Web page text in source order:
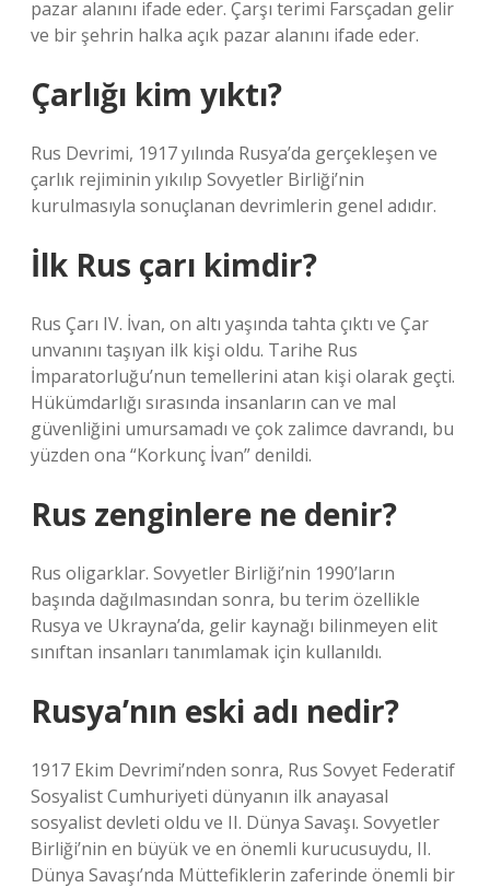
pazar alanını ifade eder. Çarşı terimi Farsçadan gelir
ve bir şehrin halka açık pazar alanını ifade eder.
Çarlığı kim yıktı?
Rus Devrimi, 1917 yılında Rusya’da gerçekleşen ve
çarlık rejiminin yıkılıp Sovyetler Birliği’nin
kurulmasıyla sonuçlanan devrimlerin genel adıdır.
İlk Rus çarı kimdir?
Rus Çarı IV. İvan, on altı yaşında tahta çıktı ve Çar
unvanını taşıyan ilk kişi oldu. Tarihe Rus
İmparatorluğu’nun temellerini atan kişi olarak geçti.
Hükümdarlığı sırasında insanların can ve mal
güvenliğini umursamadı ve çok zalimce davrandı, bu
yüzden ona “Korkunç İvan” denildi.
Rus zenginlere ne denir?
Rus oligarklar. Sovyetler Birliği’nin 1990’ların
başında dağılmasından sonra, bu terim özellikle
Rusya ve Ukrayna’da, gelir kaynağı bilinmeyen elit
sınıftan insanları tanımlamak için kullanıldı.
Rusya’nın eski adı nedir?
1917 Ekim Devrimi’nden sonra, Rus Sovyet Federatif
Sosyalist Cumhuriyeti dünyanın ilk anayasal
sosyalist devleti oldu ve II. Dünya Savaşı. Sovyetler
Birliği’nin en büyük ve en önemli kurucusuydu, II.
Dünya Savaşı’nda Müttefiklerin zaferinde önemli bir